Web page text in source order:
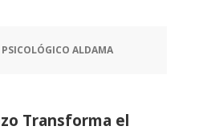
ALDAMA
Transforma el